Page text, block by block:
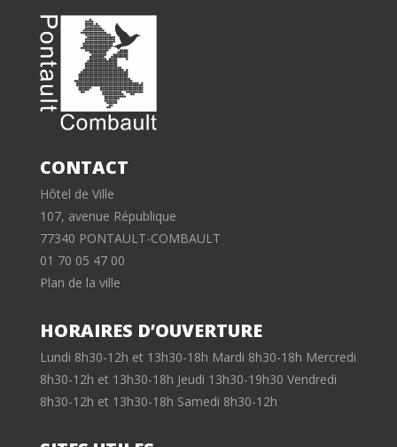
CONTACT
Hôtel de Ville
107, avenue République
77340 PONTAULT-COMBAULT
01 70 05 47 00
Plan de la ville
HORAIRES D’OUVERTURE
Lundi 8h30-12h et 13h30-18h Mardi 8h30-18h Mercredi
8h30-12h et 13h30-18h Jeudi 13h30-19h30 Vendredi
8h30-12h et 13h30-18h Samedi 8h30-12h